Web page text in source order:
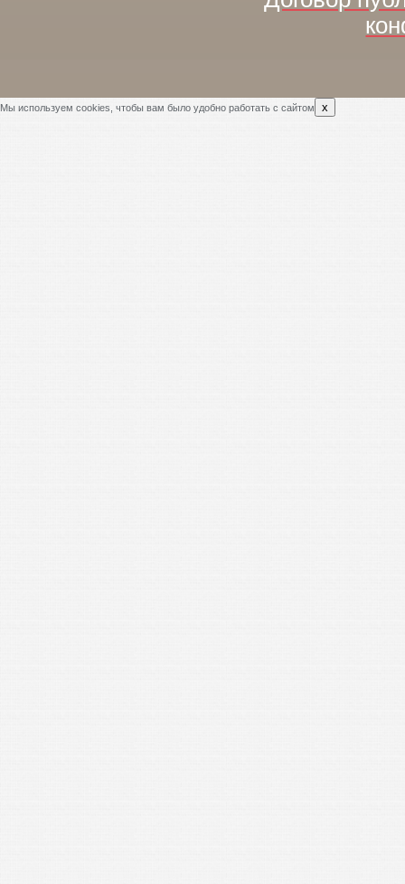
Мы используем cookies, чтобы вам было удобно работать с сайтом x